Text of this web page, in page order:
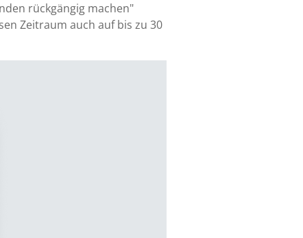
rückgängig machen"
Zeitraum auch auf bis zu 30